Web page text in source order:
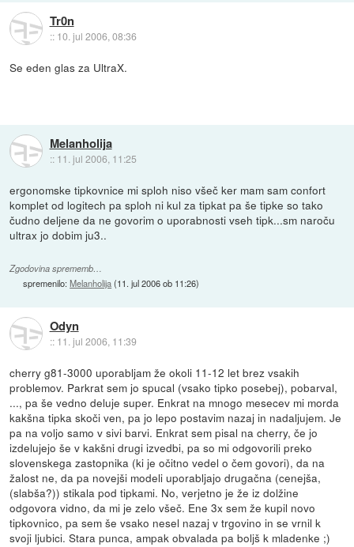
Tr0n
:: 10. jul 2006, 08:36
Se eden glas za UltraX.
Melanholija
:: 11. jul 2006, 11:25
ergonomske tipkovnice mi sploh niso všeč ker mam sam confort
komplet od logitech pa sploh ni kul za tipkat pa še tipke so tako
čudno deljene da ne govorim o uporabnosti vseh tipk...sm naroču
ultrax jo dobim ju3..
Zgodovina sprememb…
spremenilo:Melanholija(11. jul 2006 ob 11:26)
Odyn
:: 11. jul 2006, 11:39
cherry g81-3000 uporabljam že okoli 11-12 let brez vsakih
problemov. Parkrat sem jo spucal (vsako tipko posebej), pobarval,
..., pa še vedno deluje super. Enkrat na mnogo mesecev mi morda
kakšna tipka skoči ven, pa jo lepo postavim nazaj in nadaljujem. Je
pa na voljo samo v sivi barvi. Enkrat sem pisal na cherry, če jo
izdelujejo še v kakšni drugi izvedbi, pa so mi odgovorili preko
slovenskega zastopnika (ki je očitno vedel o čem govori), da na
žalost ne, da pa novejši modeli uporabljajo drugačna (cenejša,
(slabša?)) stikala pod tipkami. No, verjetno je že iz dolžine
odgovora vidno, da mi je zelo všeč. Ene 3x sem že kupil novo
tipkovnico, pa sem še vsako nesel nazaj v trgovino in se vrnil k
svoji ljubici. Stara punca, ampak obvalada pa boljš k mladenke ;)